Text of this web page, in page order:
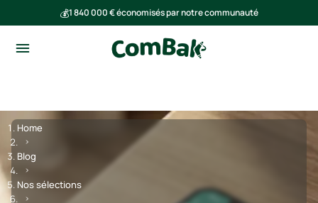
💰1 840 000 € économisés par notre communauté
Home
Blog
Nos sélections